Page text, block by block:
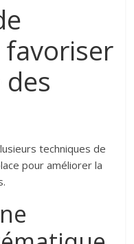
techniques de
pour améliorer la